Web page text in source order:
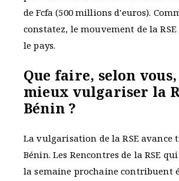
de Fcfa (500 millions d'euros).
constatez, le mouvement de la
le pays.
Que faire, selon
mieux vulgariser la
Bénin ?
La vulgarisation de la RSE avance
Bénin. Les Rencontres de la RSE
la semaine prochaine contribuent